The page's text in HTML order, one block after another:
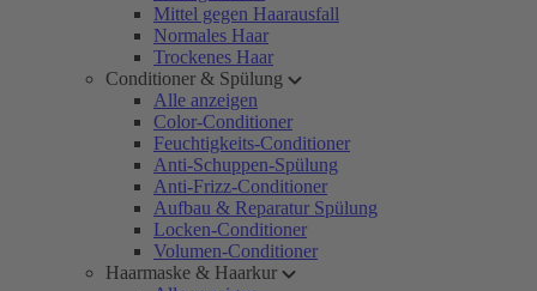
Mittel gegen Haarausfall
Normales Haar
Trockenes Haar
Conditioner & Spülung
Alle anzeigen
Color-Conditioner
Feuchtigkeits-Conditioner
Anti-Schuppen-Spülung
Anti-Frizz-Conditioner
Aufbau & Reparatur Spülung
Locken-Conditioner
Volumen-Conditioner
Haarmaske & Haarkur